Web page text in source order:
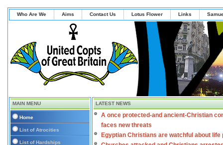
Who Are We Aims Contact Us Lotus Flower Links
MAIN MENU
Home
List of Atrocities
List of Hardships
LATEST NEWS
A once protected-and ancient-Christian
faces new threats
Egyptian Christians are watchful about life